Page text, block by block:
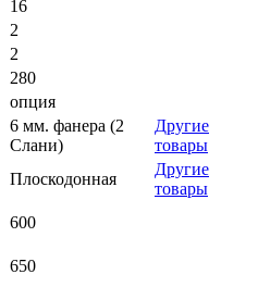
16
2
2
280
опция
6 мм. фанера (2
Слани)
Другие
товары
Плоскодонная
Другие
товары
600
650